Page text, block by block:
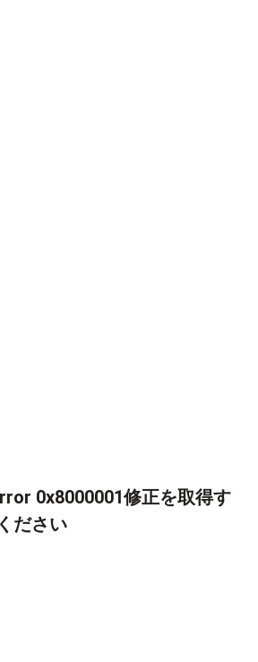
0x8000001修正を取得す
ださい